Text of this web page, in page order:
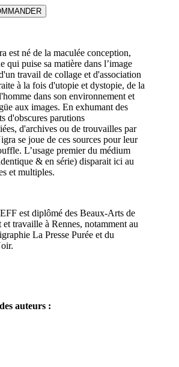
est né de la maculée conception,
qui puise sa matière dans l’image
travail de collage et d'association
à la fois d'utopie et dystopie, de la
dans son environnement et
aux images. En exhumant des
d'obscures parutions
d'archives ou de trouvailles par
se joue de ces sources pour leur
L’usage premier du médium
& en série) disparait ici au
et multiples.
est diplômé des Beaux-Arts de
travaille à Rennes, notamment au
La Presse Purée et du
auteurs :